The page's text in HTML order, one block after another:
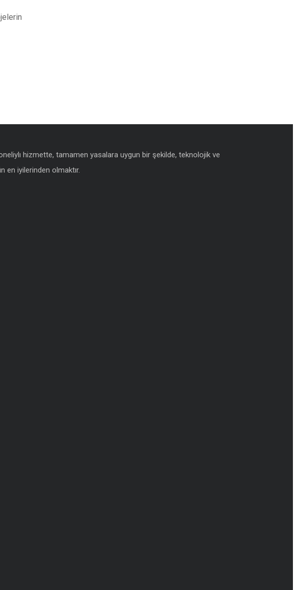
hizmette, tamamen yasalara uygun bir şekilde, teknolojik ve
en iyilerinden olmaktır.